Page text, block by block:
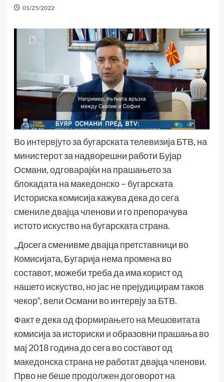
01/25/2022
Воинтервјутоза бугарската телевизија БТВ, на
министерот за надворешни работи Бујар
Османи, одговарајќи на прашањето за
блокадата на македонско – бугарската
Историска комисија кажува дека до сега
смениле двајца членови и го препорачува
истото искуство на бугарската страна.
„Досега сменивме двајца претставници во
Комисијата, Бугарија нема промена во
составот, можеби треба да има корист од
нашето искуство, но јас не прејудицирам таков
чекор“, вели Османи во интервју за БТВ.
Факт е дека одформирањетона Мешовитата
комисија за историски и образовни прашања во
мај 2018 година до сега во составот од
македонска страна не работат двајца членови.
Прво не беше продолжен договорот на